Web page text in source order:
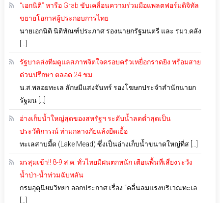
“เอกนิติ” หารือ Grab ขับเคลื่อนความร่วมมือแพลตฟอร์มดิจิทัล
ขยายโอกาสผู้ประกอบการไทย
นายเอกนิติ นิติทัณฑ์ประภาศ รองนายกรัฐมนตรี และ รมว.คลัง
รัฐบาลส่งทีมดูแลสภาพจิตใจครอบครัวเหยื่อกราดยิง พร้อมสาย
ด่วนปรึกษา ตลอด 24 ชม.
น.ส.พลอยทะเล ลักษมีแสงจันทร์ รองโฆษกประจำสำนักนายก
รัฐมน […]
อ่างเก็บน้ำใหญ่สุดของสหรัฐฯ ระดับน้ำลดต่ำสุดเป็น
ประวัติการณ์ ท่ามกลางภัยแล้งยืดเยื้อ
ทะเลสาบมี้ด (Lake Mead) ซึ่งเป็นอ่างเก็บน้ำขนาดใหญ่ที่ส […]
มรสุมเข้า!! 8-9 ส.ค. ทั่วไทยมีฝนตกหนัก เตือนพื้นที่เสี่ยงระวัง
น้ำป่า-น้ำท่วมฉับพลัน
กรมอุตุนิยมวิทยา ออกประกาศ เรื่อง “คลื่นลมแรงบริเวณทะเล